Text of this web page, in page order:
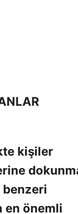
kişiler
benzeri
en önemli